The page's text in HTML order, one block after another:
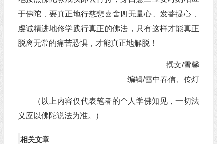
于佛陀，要真正地行慈悲喜舍四无量心、发菩提心，
虔诚精进地修学践行真正的佛法，只有这样才能真正
脱离无常的痛苦恐惧，才能真正地解脱！
撰文/雪馨
编辑/雪中春信、传灯
（以上内容仅代表笔者的个人学佛知见，一切法
义应以佛陀说法为准。）
相关文章